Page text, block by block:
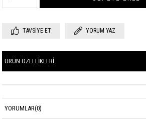
TAVSIYE ET YORUM YAZ
ÜRÜN ÖZELLIKLERI
YORUMLAR(0)